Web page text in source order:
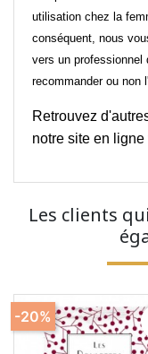
utilisation chez la
conséquent, nous
vers un professionnel
recommander ou non
Retrouvez
notre site en ligne
Les clients
-20%